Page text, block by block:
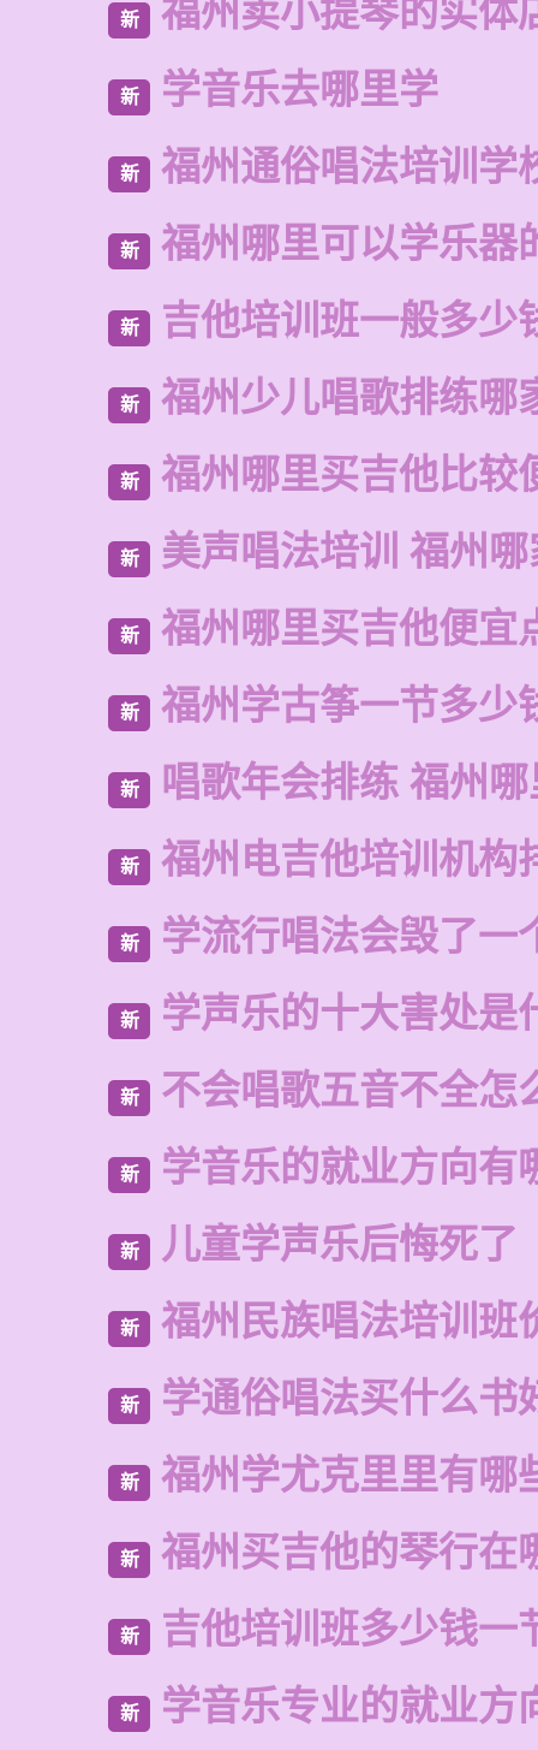
新 福州卖小提琴的实体
新 学音乐去哪里学
新 福州通俗唱法培训学
新 福州哪里可以学乐器
新 吉他培训班一般多少
新 福州少儿唱歌排练哪
新 福州哪里买吉他比较
新 美声唱法培训 福州
新 福州哪里买吉他便宜
新 福州学古筝一节多少
新 唱歌年会排练 福州
新 福州电吉他培训机构
新 学流行唱法会毁了一
新 学声乐的十大害处是
新 不会唱歌五音不全怎
新 学音乐的就业方向有
新 儿童学声乐后悔死了
新 福州民族唱法培训班
新 学通俗唱法买什么书
新 福州学尤克里里有哪
新 福州买吉他的琴行在
新 吉他培训班多少钱一
新 学音乐专业的就业方